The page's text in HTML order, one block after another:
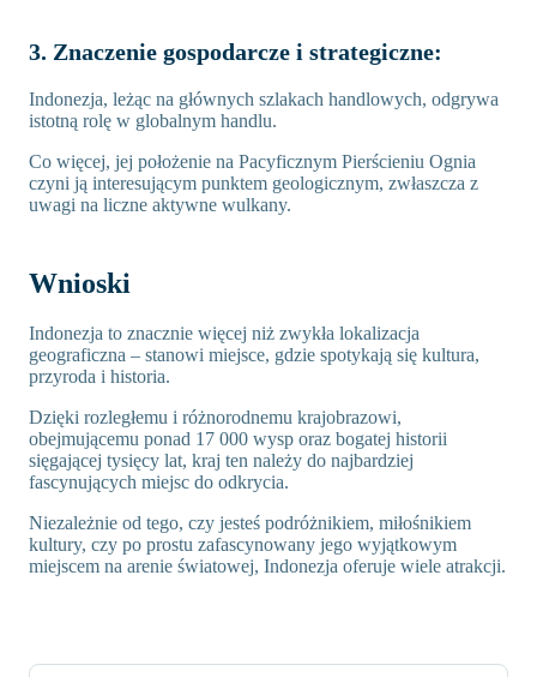
3. Znaczenie gospodarcze i strategiczne:
Indonezja, leżąc na głównych szlakach handlowych, odgrywa
istotną rolę w globalnym handlu.
Co więcej, jej położenie na Pacyficznym Pierścieniu Ognia
czyni ją interesującym punktem geologicznym, zwłaszcza z
uwagi na liczne aktywne wulkany.
Wnioski
Indonezja to znacznie więcej niż zwykła lokalizacja
geograficzna – stanowi miejsce, gdzie spotykają się kultura,
przyroda i historia.
Dzięki rozległemu i różnorodnemu krajobrazowi,
obejmującemu ponad 17 000 wysp oraz bogatej historii
sięgającej tysięcy lat, kraj ten należy do najbardziej
fascynujących miejsc do odkrycia.
Niezależnie od tego, czy jesteś podróżnikiem, miłośnikiem
kultury, czy po prostu zafascynowany jego wyjątkowym
miejscem na arenie światowej, Indonezja oferuje wiele atrakcji.